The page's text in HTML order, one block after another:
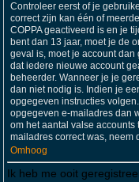
Controleer eerst of je
correct zijn kan één of
COPPA geactiveerd is en je
bent dan 13 jaar, moet je de
geval is, moet je account
dat iedere nieuwe account
beheerder. Wanneer je je
dan niet nodig is. Indien je
opgegeven instructies
opgegeven e-mailadres dan
om het aantal valse
mailadres correct was, neem
Omhoog
Ik heb me ooit